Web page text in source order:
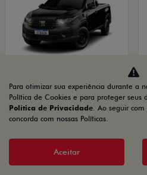
CNPJ E
MICROEMPRESÁRIOS
Para otimizar sua experiência durante a
Política de Cookies e para proteger seus
Política de Privacidade. Ao seguir
concorda com nossas Políticas.
Aceitar